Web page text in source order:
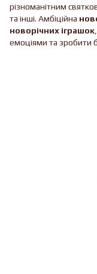
різноманітним
та інші. Амбіційна
новорічних іграшок
емоціями та зробити